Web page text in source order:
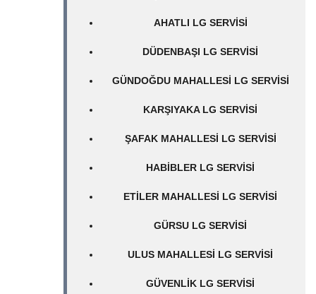
AHATLI LG SERVISI
DÜDENBAŞI LG SERVISI
GÜNDOĞDU MAHALLESI LG SERVISI
KARŞIYAKA LG SERVISI
ŞAFAK MAHALLESI LG SERVISI
HABIBLER LG SERVISI
ETILER MAHALLESI LG SERVISI
GÜRSU LG SERVISI
ULUS MAHALLESI LG SERVISI
GÜVENLIK LG SERVISI